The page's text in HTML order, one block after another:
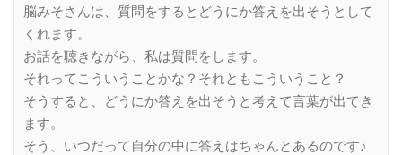
脳みそさんは、質問をするとどうにか答えを出そうとして
くれます。
お話を聴きながら、私は質問をします。
それってこういうことかな？それともこういうこと？
そうすると、どうにか答えを出そうと考えて言葉が出てき
ます。
そう、いつだって自分の中に答えはちゃんとあるのです♪